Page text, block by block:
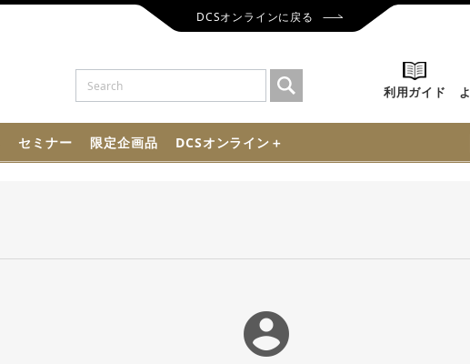
DCSオンラインに戻る
利用ガイド
セミナー 限定企画品 DCSオンライン＋
account_circle